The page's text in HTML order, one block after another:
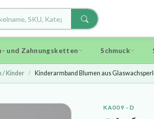
und Zahnungsketten Schmuck
/ Kinder Kinderarmband Blumen aus
KA009 · D